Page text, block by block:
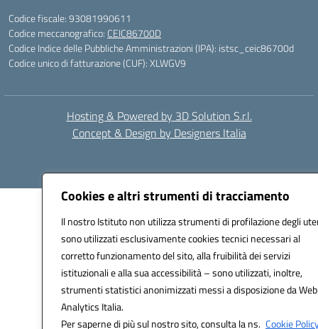
Cookies e altri strumenti di tracciamento
Il nostro Istituto non utilizza strumenti di profilazione degli
sono utilizzati esclusivamente cookies tecnici necessari al
corretto funzionamento del sito, alla fruibilità dei servizi
istituzionali e alla sua accessibilità – sono utilizzati, inoltre,
strumenti statistici anonimizzati messi a disposizione da Web
Analytics Italia.
Per saperne di più sul nostro sito, consulta la ns. Cookie
Codice fiscale: 93081990611
Codice meccanografico: CEIC86700D
Codice Indice delle Pubbliche Amministrazioni (IPA): istsc_ceic86700d
Codice unico di fatturazione (CUF): XLWGV9
Hosting & Powered by 3D Solution S.r.l.
Concept & Design by Designers Italia